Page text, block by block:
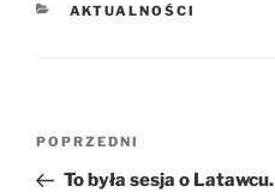
KATEGORIE
AKTUALNOŚCI
wpisu
Poprzedni
wpis
POPRZEDNI
To była sesja o Latawcu.